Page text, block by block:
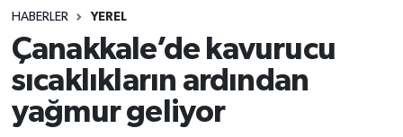
HABERLER YEREL
Çanakkale’de kavurucu
sıcaklıkların ardından
yağmur geliyor
Ekonomi
Gündem
Kültür ve Sanat
Süper Lig Puan Durumu ve Fikstür
Tüm Manşetler
Son Dakika Haberleri